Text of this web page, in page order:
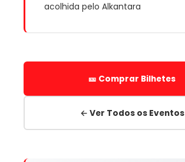
acolhida pelo Alkantara
🎫 Comprar Bilhetes
← Ver Todos os Eventos